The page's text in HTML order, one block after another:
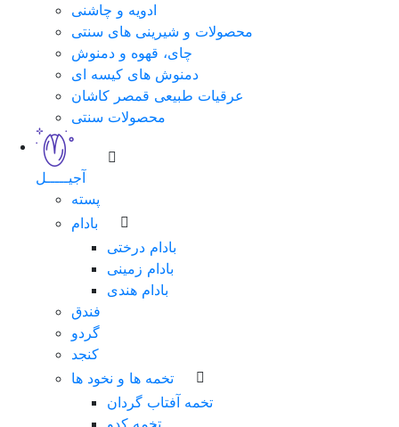
ادویه و چاشنی
محصولات و شیرینی های سنتی
چای، قهوه و دمنوش
دمنوش های کیسه ای
عرقیات طبیعی قمصر کاشان
محصولات سنتی
آجیـــــل
پسته
بادام
بادام درختی
بادام زمینی
بادام هندی
فندق
گردو
کنجد
تخمه ها و نخود ها
تخمه آفتاب گردان